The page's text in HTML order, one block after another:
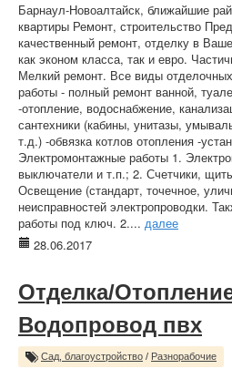
Барнаул-Новоалтайск, ближайшие
квартиры Ремонт, строительство
качественный ремонт, отделку в
как эконом класса, так и евро.
Мелкий ремонт. Все виды
работы - полный ремонт ванной,
-отопление, водоснабжение,
сантехники (кабины, унитазы,
т.д.) -обвязка котлов отопления -
Электромонтажные работы 1.
выключатели и т.п.; 2. Счетчики,
Освещение (стандарт, точечное,
неисправностей электропроводки.
работы под ключ. 2.... далее
28.06.2017
Отделка/
Водопровод пвх
Сад, благоустройство / Разнорабочие